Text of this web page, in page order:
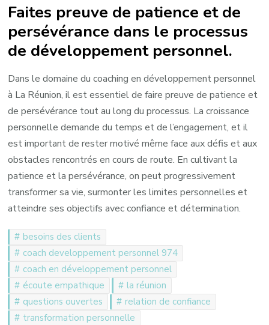
Faites preuve de patience et de
persévérance dans le processus
de développement personnel.
Dans le domaine du coaching en développement personnel
à La Réunion, il est essentiel de faire preuve de patience et
de persévérance tout au long du processus. La croissance
personnelle demande du temps et de l’engagement, et il
est important de rester motivé même face aux défis et aux
obstacles rencontrés en cours de route. En cultivant la
patience et la persévérance, on peut progressivement
transformer sa vie, surmonter les limites personnelles et
atteindre ses objectifs avec confiance et détermination.
besoins des clients
coach developpement personnel 974
coach en développement personnel
écoute empathique
la réunion
questions ouvertes
relation de confiance
transformation personnelle